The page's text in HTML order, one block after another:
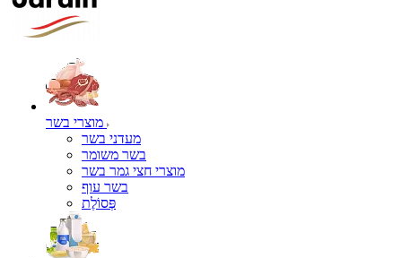
מעדני בשר
בשר משומר
מוצרי חצי גמר בשר
בשר עוף
פְּסוֹלֶת